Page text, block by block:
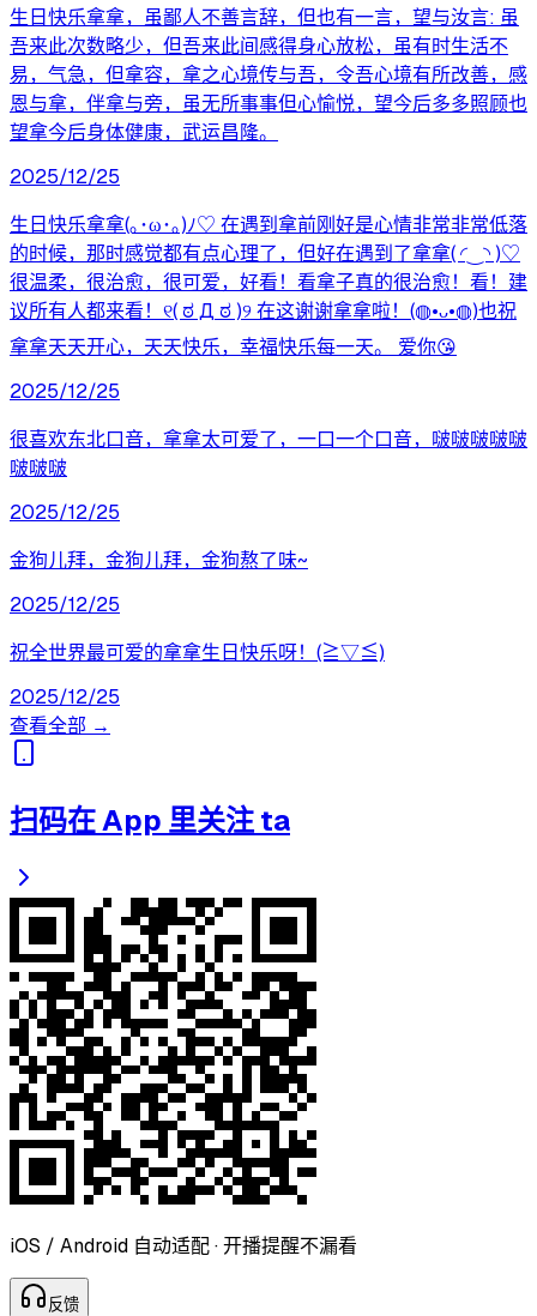
生日快乐拿拿，虽鄙人不善言辞，但也有一言，望与汝言: 虽
吾来此次数略少，但吾来此间感得身心放松，虽有时生活不
易，气急，但拿容，拿之心境传与吾，令吾心境有所改善，感
恩与拿，伴拿与旁，虽无所事事但心愉悦，望今后多多照顾也
望拿今后身体健康，武运昌隆。
2025/12/25
生日快乐拿拿(｡･ω･｡)ﾉ♡ 在遇到拿前刚好是心情非常非常低落
的时候，那时感觉都有点心理了，但好在遇到了拿拿( ◜‿◝ )♡
很温柔，很治愈，很可爱，好看！看拿子真的很治愈！看！建
议所有人都来看！୧( ಠ Д ಠ )୨ 在这谢谢拿拿啦！(◍•ᴗ•◍)也祝
拿拿天天开心，天天快乐，幸福快乐每一天。 爱你😘
2025/12/25
很喜欢东北口音，拿拿太可爱了，一口一个口音，啵啵啵啵啵
啵啵啵
2025/12/25
金狗儿拜，金狗儿拜，金狗熬了味~
2025/12/25
祝全世界最可爱的拿拿生日快乐呀！(≧▽≦)
2025/12/25
查看全部 →
扫码在 App 里关注 ta
iOS / Android 自动适配 · 开播提醒不漏看
反馈